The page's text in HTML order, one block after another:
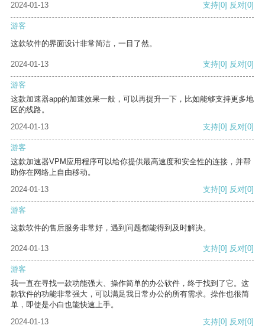
2024-01-13
支持[0] 反对[0]
游客
这款软件的界面设计非常简洁，一目了然。
2024-01-13 支持[0] 反对[0]
游客
这款加速器app的加速效果一般，可以再提升一下，比如能够支持更多地
区的线路。
2024-01-13
支持[0] 反对[0]
游客
这款加速器VPM应用程序可以给你提供最高速度和安全性的连接，并帮
助你在网络上自由移动。
2024-01-13
支持[0] 反对[0]
游客
这款软件的售后服务非常好，遇到问题都能得到及时解决。
2024-01-13 支持[0] 反对[0]
游客
我一直在寻找一款功能强大、操作简单的办公软件，终于找到了它。这
款软件的功能非常强大，可以满足我日常办公的所有需求。操作也很简
单，即使是小白也能快速上手。
2024-01-13
支持[0] 反对[0]